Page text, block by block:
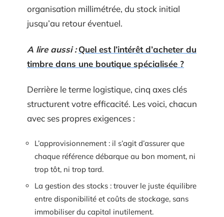
organisation millimétrée, du stock initial
jusqu’au retour éventuel.
A lire aussi : Quel est l’intérêt d’acheter du
timbre dans une boutique spécialisée ?
Derrière le terme logistique, cinq axes clés
structurent votre efficacité. Les voici, chacun
avec ses propres exigences :
L’approvisionnement : il s’agit d’assurer que
chaque référence débarque au bon moment, ni
trop tôt, ni trop tard.
La gestion des stocks : trouver le juste équilibre
entre disponibilité et coûts de stockage, sans
immobiliser du capital inutilement.